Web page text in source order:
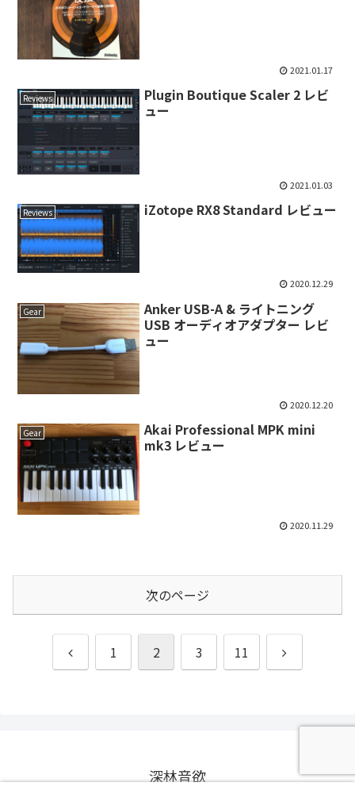
2021.01.17
Reviews
Plugin Boutique Scaler 2 レビ
ュー
2021.01.03
Reviews iZotope RX8 Standard レビュー
2020.12.29
Gear
Anker USB-A & ライトニング
USB オーディオアダプター レビ
ュー
2020.12.20
Gear
Akai Professional MPK mini
mk3 レビュー
2020.11.29
次のページ
前
1 2 3 11
次
深林音欲